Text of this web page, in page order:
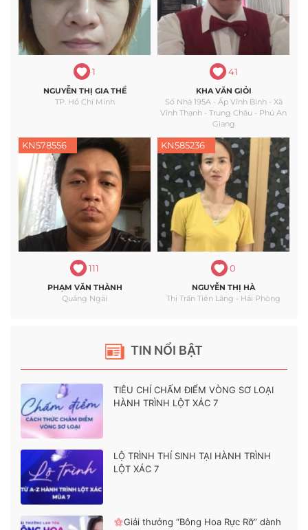
TIN NỔI BẬT
TIÊU CHÍ CHẤM ĐIỂM VÒNG SƠ LOẠI
HÀNH TRÌNH LỘT XÁC 7
LỘ TRÌNH THÍ SINH TẠI HÀNH TRÌNH
LỘT XÁC 7
Giải thưởng “Bông Hoa Rực Rỡ” dành
1
NGUYỄN THỊ GIA THỂ
TP. Hồ Chí Minh
41
KHA VĂN GIỎI
Số Nhà 195A - Ấp Vĩnh Bình - Xã
Vĩnh Thạnh - Trung Châu - Phú An
Giang
KN578556
111
PHẠM VĂN THÀNH
Quảng Ngãi
KN585236
0
NGUYỄN THỊ HÀ
Thị Trấn Tiên Lãng - Hải Phòng